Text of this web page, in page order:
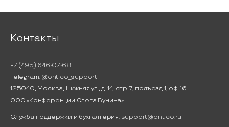
Контакты
+7 (495) 646-07-68
Telegram: @ontico_support
125040, Москва, Нижняя ул., д. 14, стр. 7, подъезд 1, оф. 16
ООО «Конференции Олега Бунина»
Служба поддержки и бухгалтерия: support@ontico.ru